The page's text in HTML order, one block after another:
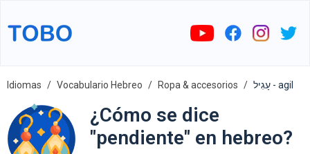
Idiomas Vocabulario Hebreo Ropa & accesorios עָגִיל - agil
¿Cómo se dice
"pendiente" en hebreo?